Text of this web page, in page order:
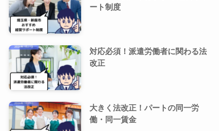
ート制度
対応必須！派遣労働者に関わる法
改正
大きく法改正！パートの同一労
働・同一賃金